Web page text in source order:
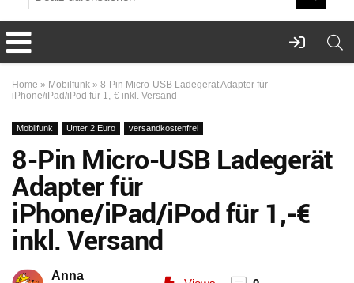
Home » Mobilfunk » 8-Pin Micro-USB Ladegerät Adapter für
iPhone/iPad/iPod für 1,-€ inkl. Versand
Mobilfunk Unter 2 Euro versandkostenfrei
8-Pin Micro-USB Ladegerät
Adapter für
iPhone/iPad/iPod für 1,-€
inkl. Versand
Anna